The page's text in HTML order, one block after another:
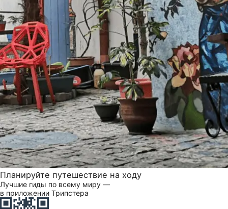
Планируйте путешествие на ходу
Лучшие гиды по всему миру —
в приложении Трипстера